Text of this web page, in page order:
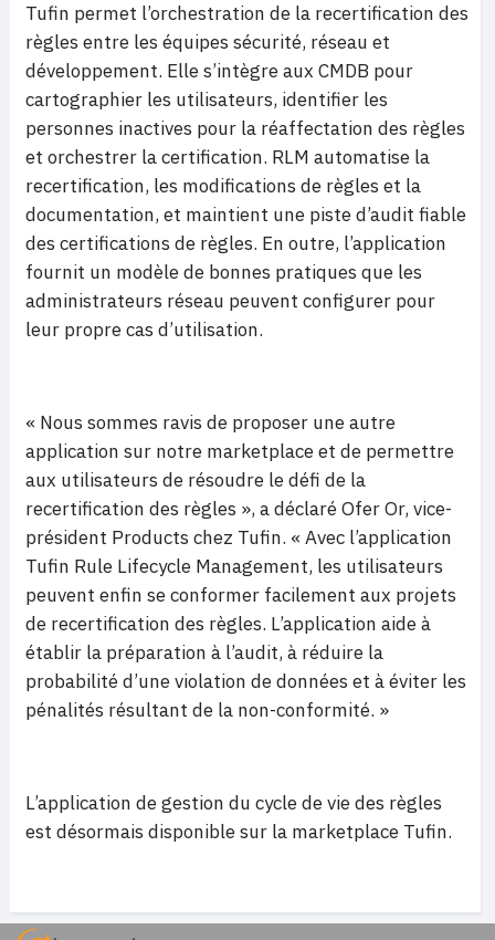
Tufin permet l’orchestration de la recertification des
règles entre les équipes sécurité, réseau et
développement. Elle s’intègre aux CMDB pour
cartographier les utilisateurs, identifier les
personnes inactives pour la réaffectation des règles
et orchestrer la certification. RLM automatise la
recertification, les modifications de règles et la
documentation, et maintient une piste d’audit fiable
des certifications de règles. En outre, l’application
fournit un modèle de bonnes pratiques que les
administrateurs réseau peuvent configurer pour
leur propre cas d’utilisation.
« Nous sommes ravis de proposer une autre
application sur notre marketplace et de permettre
aux utilisateurs de résoudre le défi de la
recertification des règles », a déclaré Ofer Or, vice-
président Products chez Tufin. « Avec l’application
Tufin Rule Lifecycle Management, les utilisateurs
peuvent enfin se conformer facilement aux projets
de recertification des règles. L’application aide à
établir la préparation à l’audit, à réduire la
probabilité d’une violation de données et à éviter les
pénalités résultant de la non-conformité. »
L’application de gestion du cycle de vie des règles
est désormais disponible sur la marketplace Tufin.